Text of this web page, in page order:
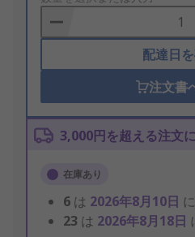
Basket
配達日
注文書
3,000円を超える注文
在庫あり
6 は 2026年8月10日
23 は 2026年8月18日